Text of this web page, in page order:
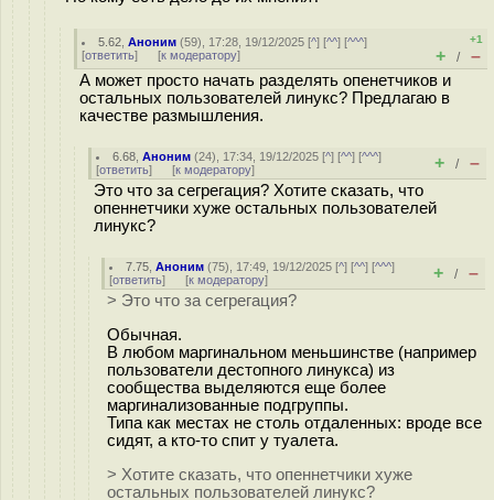
5.62 ,Аноним (59), 17:28, 19/12/2025 [^] [^^] [^^^]
[ответить] [к модератору]
+1
+ / –
А может просто начать разделять опенетчиков и
остальных пользователей линукс? Предлагаю в
качестве размышления.
6.68 ,Аноним (24), 17:34, 19/12/2025 [^] [^^] [^^^]
[ответить] [к модератору] + / –
Это что за сегрегация? Хотите сказать, что
опеннетчики хуже остальных пользователей
линукс?
7.75 ,Аноним (75), 17:49, 19/12/2025 [^] [^^] [^^^]
[ответить] [к модератору] + / –
> Это что за сегрегация?
Обычная.
В любом маргинальном меньшинстве (например
пользователи дестопного линукса) из
сообщества выделяются еще более
маргинализованные подгруппы.
Типа как местах не столь отдаленных: вроде все
сидят, а кто-то спит у туалета.
> Хотите сказать, что опеннетчики хуже
остальных пользователей линукс?